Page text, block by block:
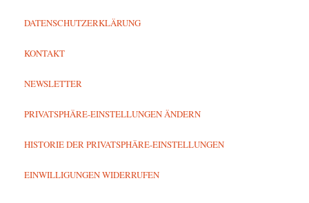
DATENSCHUTZERKLÄRUNG
KONTAKT
NEWSLETTER
PRIVATSPHÄRE-EINSTELLUNGEN ÄNDERN
HISTORIE DER PRIVATSPHÄRE-EINSTELLUNGEN
EINWILLIGUNGEN WIDERRUFEN